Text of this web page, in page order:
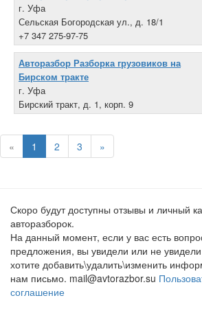
г. Уфа
Сельская Богородская ул., д. 18/1
+7 347 275-97-75
Авторазбор Разборка грузовиков на
Бирском тракте
г. Уфа
Бирский тракт, д. 1, корп. 9
+7 927 930-20-00
« 1 2 3 »
Скоро будут доступны отзывы и личный
авторазборок.
На данный момент, если у вас есть
предложения, вы увидели или не
хотите добавить\удалить\изменить
нам письмо. mail@avtorazbor.su
соглашение